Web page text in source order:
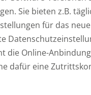
Sie bieten z.B.
für das neue
die Online-
dafür eine